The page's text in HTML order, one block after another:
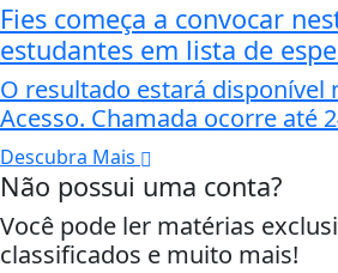
Fies começa a convocar
estudantes em lista de
O resultado estará disponível
Acesso. Chamada ocorre até
Descubra Mais
Não possui uma conta?
Você pode ler matérias
classificados e muito mais!